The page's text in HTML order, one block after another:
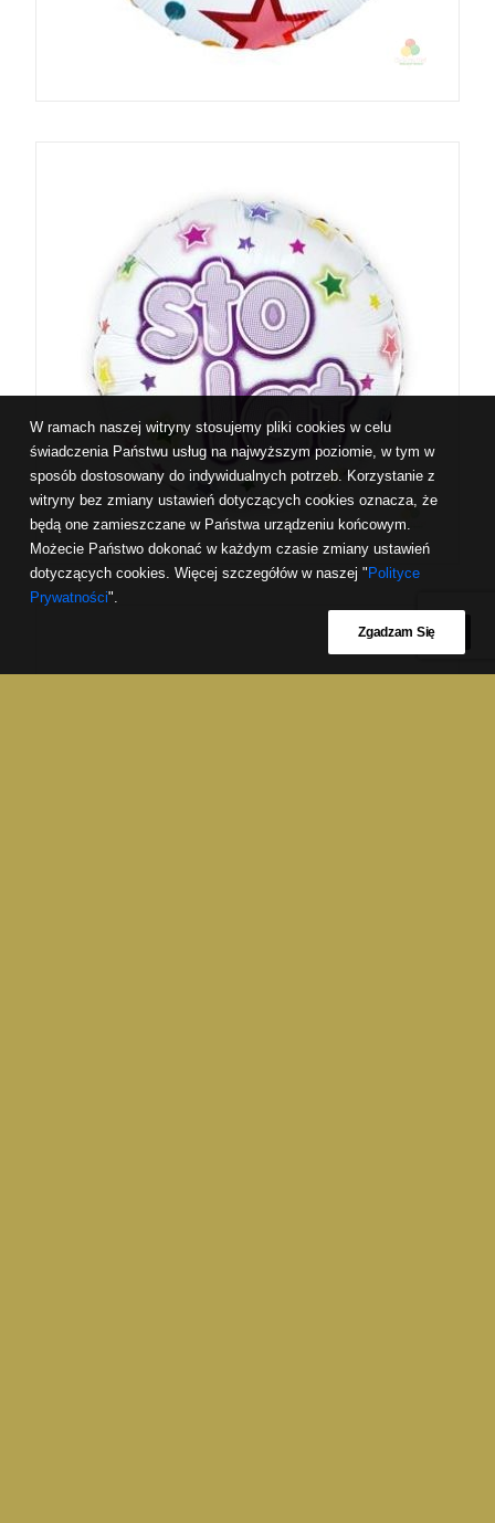
W ramach naszej witryny stosujemy pliki cookies w celu
świadczenia Państwu usług na najwyższym poziomie, w tym w
sposób dostosowany do indywidualnych potrzeb. Korzystanie z
witryny bez zmiany ustawień dotyczących cookies oznacza, że
będą one zamieszczane w Państwa urządzeniu końcowym.
Możecie Państwo dokonać w każdym czasie zmiany ustawień
dotyczących cookies. Więcej szczegółów w naszej " Polityce
Prywatności".
Zgadzam Się